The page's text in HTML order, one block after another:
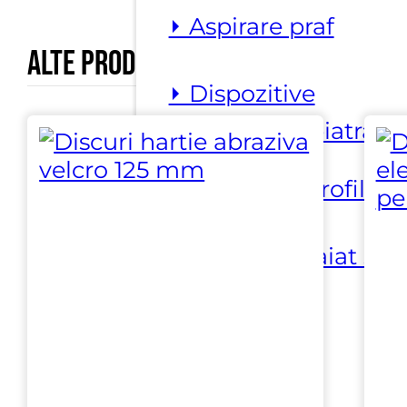
⏵ Aspirare praf
⏵ Dispozitive
manipulare piatra
⏵ Masini de profilat
⏵ Masini de taiat si
Alte produse marca